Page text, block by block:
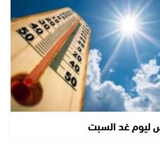
ليوم غد السبت